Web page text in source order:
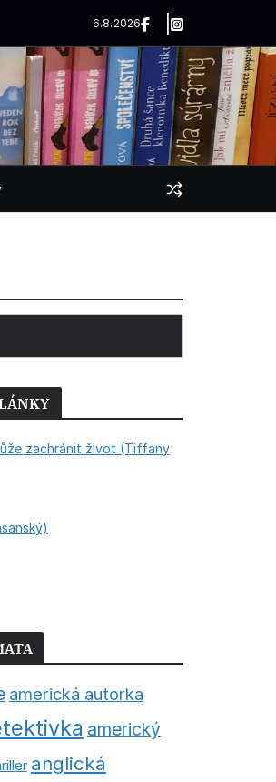
6.8.2026
zachránit život (Tiffany
americká autorka
americký
anglická